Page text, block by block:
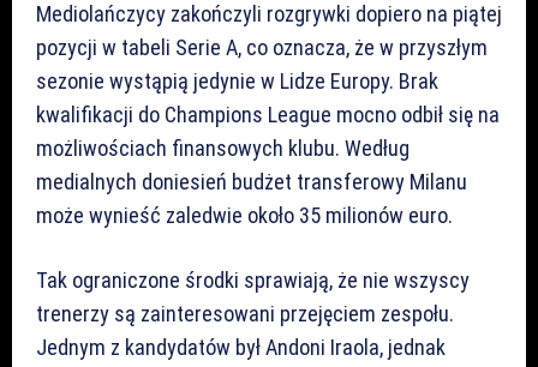
Mediolańczycy zakończyli rozgrywki dopiero na piątej
pozycji w tabeli Serie A, co oznacza, że w przyszłym
sezonie wystąpią jedynie w Lidze Europy. Brak
kwalifikacji do Champions League mocno odbił się na
możliwościach finansowych klubu. Według
medialnych doniesień budżet transferowy Milanu
może wynieść zaledwie około 35 milionów euro.
Tak ograniczone środki sprawiają, że nie wszyscy
trenerzy są zainteresowani przejęciem zespołu.
Jednym z kandydatów był Andoni Iraola, jednak